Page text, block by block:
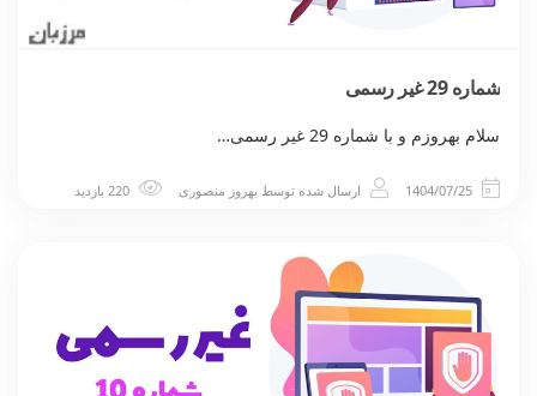
شماره 29 غیر رسمی
سلام بهروزم و با شماره 29 غیر رسمی…
1404/07/25 ارسال شده توسط بهروز منصوری